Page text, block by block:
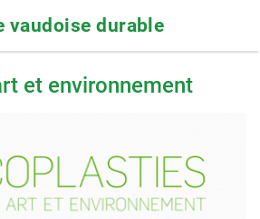
vaudoise durable
et environnement